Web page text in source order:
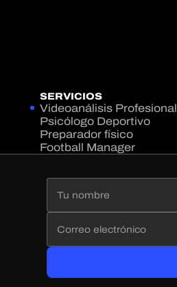
SERVICIOS
Videoanálisis Profesional
Psicólogo Deportivo
Preparador físico
Football Manager